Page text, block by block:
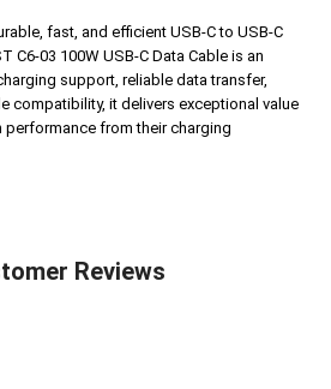
fast, and efficient USB-C to USB-C
C6-03 100W USB-C Data Cable is an
support, reliable data transfer,
compatibility, it delivers exceptional value
from their charging
Reviews